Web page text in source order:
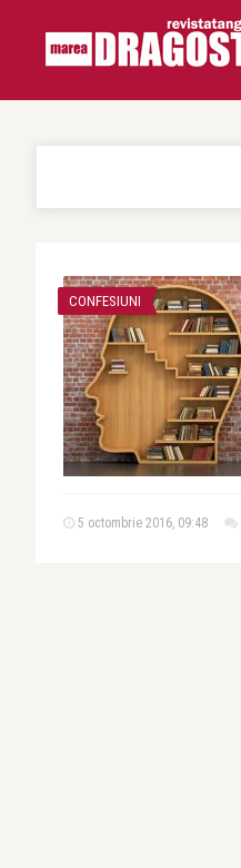
CONFESIUNI
5 octombrie 2016, 09:48